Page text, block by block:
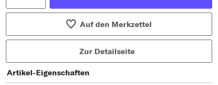
Auf den Merkzettel
Zur Detailseite
Artikel-Eigenschaften